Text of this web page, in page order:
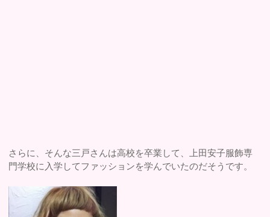
さらに、そんな三戸さんは高校を卒業して、上田安子服飾専
門学校に入学してファッションを学んでいたのだそうです。